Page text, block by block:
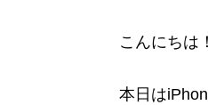
こんにちは！
本日は